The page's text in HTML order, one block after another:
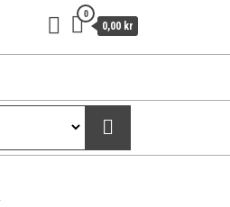
0
0,00 kr